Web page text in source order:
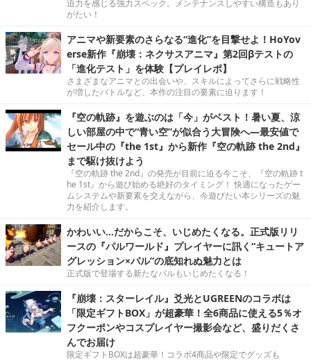
迫力を感じる強力スペック。メンテナンスしやすい構造もあり
がたい！
アニマや新要素のさらなる“進化”を目撃せよ！HoYov
erse新作『崩壊：ネクサスアニマ』第2回βテストの
「進化テスト」を体験【プレイレポ】
さまざまなアニマとの出会いや、スキルによってさらに戦略性
が増したバトルなど、本作の注目の要素に迫ります！
『空の軌跡』を遊ぶのは「今」がベスト！暑い夏、涼
しい部屋の中で“青い空”が似合う大冒険へ―最安値で
セール中の『the 1st』から新作『空の軌跡 the 2nd』
まで駆け抜けよう
『空の軌跡 the 2nd』の発売が目前に迫る今こそ、『空の軌跡 t
he 1st』から遊び始める絶好のタイミング！ 快適になったゲー
ムシステムや新要素を交えながら、今遊びたい本シリーズの魅
力を紹介します。
かわいい…だからこそ、いじめたくなる。正式版リリ
ースの『パルワールド』プレイヤーに訊く“キュートア
グレッション×パル”の底知れぬ魅力とは
正式版で登場する新たなパルもいじめたくなる！
『崩壊：スターレイル』爻光とUGREENのコラボは
「限定ギフトBOX」が超豪華！全6商品に使える5％オ
フクーポンやコスプレイヤー撮影会など、盛りだくさ
んでお届け
限定ギフトBOXは超豪華！コラボ4商品や限定でグッズも